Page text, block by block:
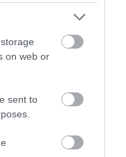
on web or
sent to
kövessen